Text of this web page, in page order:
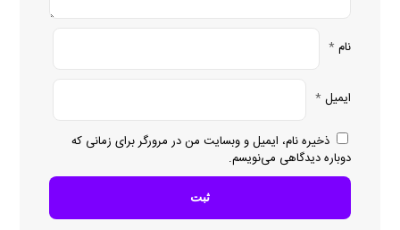
نام *
ایمیل *
ذخیره نام، ایمیل و وبسایت من در مرورگر برای زمانی که
دوباره دیدگاهی می‌نویسم.